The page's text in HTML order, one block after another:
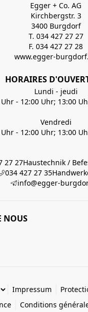
Egger + Co. AG
Kirchbergstr. 3
3400 Burgdorf
T. 034 427 27 27
F. 034 427 27 28
www.egger-
HORAIRES
Lundi - jeudi
- 12:00 Uhr; 13:00
Vendredi
- 12:00 Uhr; 13:00
27 27Haustechnik /
034 427 27 35
info@egger-
NOUS
Impressum
Conditions